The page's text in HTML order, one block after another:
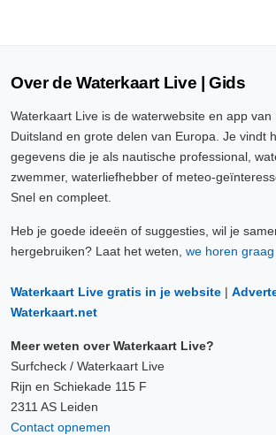
Over de Waterkaart Live | Gids
Waterkaart Live is de waterwebsite en app van
Duitsland en grote delen van Europa. Je vindt
gegevens die je als nautische professional,
zwemmer, waterliefhebber of meteo-
Snel en compleet.
Heb je goede ideeën of suggesties, wil je
hergebruiken? Laat het weten, we horen
Waterkaart Live gratis in je website |
Waterkaart.net
Meer weten over Waterkaart Live?
Surfcheck / Waterkaart Live
Rijn en Schiekade 115 F
2311 AS Leiden
Contact opnemen